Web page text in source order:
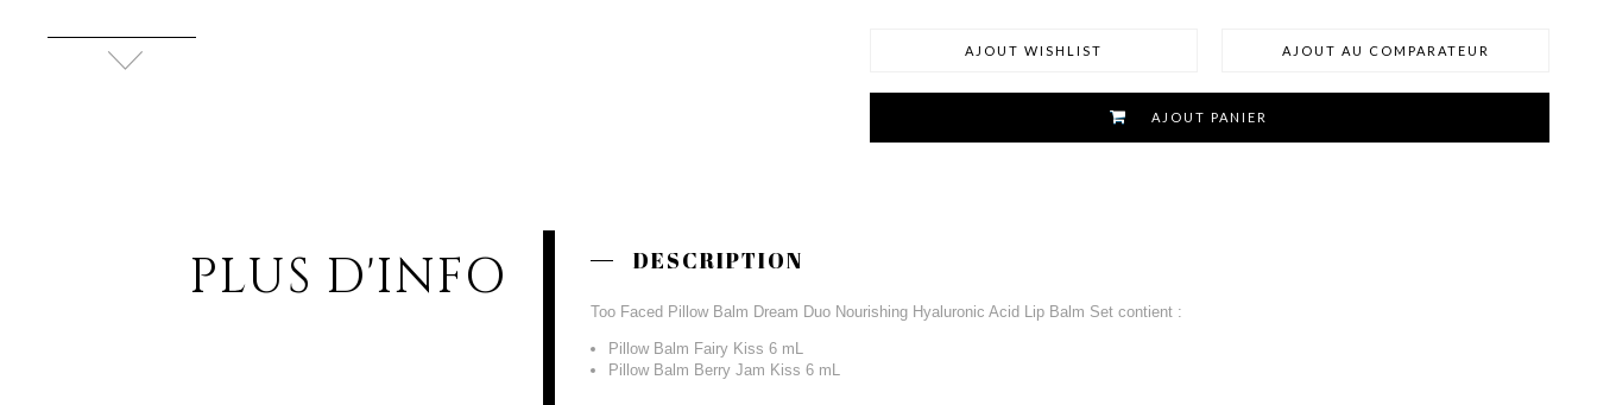
AJOUT WISHLIST AJOUT AU COMPARATEUR
AJOUT PANIER
PLUS D'INFO DESCRIPTION
Too Faced Pillow Balm Dream Duo Nourishing Hyaluronic Acid Lip Balm Set contient :
Pillow Balm Fairy Kiss 6 mL
Pillow Balm Berry Jam Kiss 6 mL